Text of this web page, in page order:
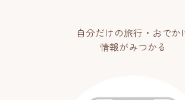
自分だけの旅行・おでか
情報がみつかる